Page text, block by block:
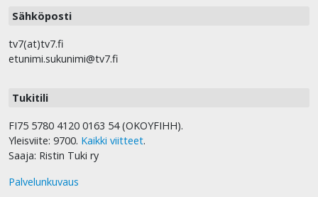
Sähköposti
tv7(at)tv7.fi
etunimi.sukunimi@tv7.fi
Tukitili
FI75 5780 4120 0163 54 (OKOYFIHH).
Yleisviite: 9700. Kaikki viitteet.
Saaja: Ristin Tuki ry
Palvelunkuvaus